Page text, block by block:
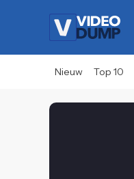
Nieuw Top 10